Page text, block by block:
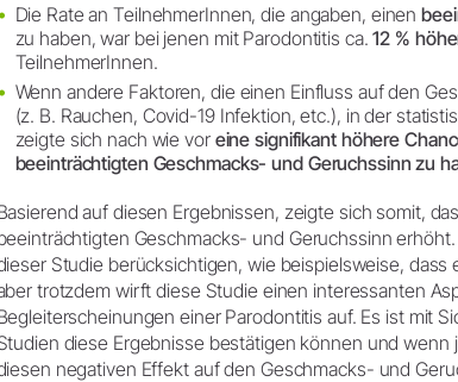
Die Rate an TeilnehmerInnen, die angaben, einen
zu haben, war bei jenen mit Parodontitis ca.12 %
TeilnehmerInnen.
Wenn andere Faktoren, die einen Einfluss auf den
(z. B. Rauchen, Covid-19 Infektion, etc.), in der
zeigte sich nach wie vor eine signifikant höhere
beeinträchtigten Geschmacks- und Geruchssinn zu
auf diesen Ergebnissen, zeigte sich somit,
Geschmacks- und Geruchssinn
Studie berücksichtigen, wie beispielsweise,
trotzdem wirft diese Studie einen interessanten
einer Parodontitis auf. Es ist mit
diese Ergebnisse bestätigen können und
negativen Effekt auf den Geschmacks- und